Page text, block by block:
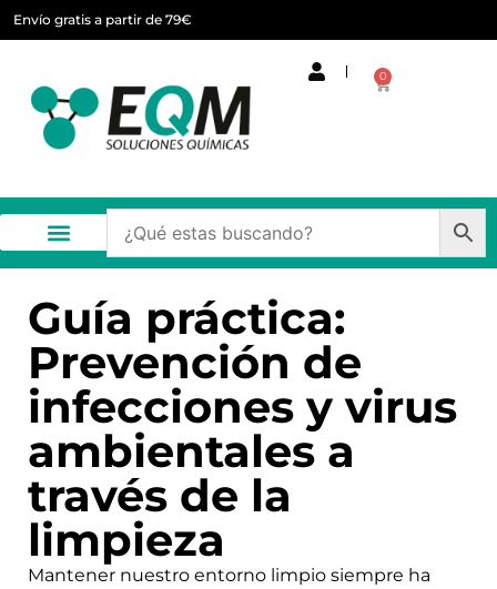
Envío gratis a partir de 79€
0
Guía práctica:
Prevención de
infecciones y virus
ambientales a
través de la
limpieza
Mantener nuestro entorno limpio siempre ha